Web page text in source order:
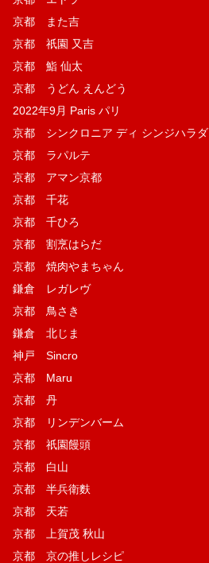
京都 また吉
京都 祇園 又吉
京都 鮨 仙太
京都 うどん えんどう
2022年9月 Paris パリ
京都 シンクロニア ディ シンジハラダ
京都 ラパルテ
京都 アマン京都
京都 千花
京都 千ひろ
京都 割烹はらだ
京都 焼肉やまちゃん
鎌倉 レガレヴ
京都 鳥さき
鎌倉 北じま
神戸 Sincro
京都 Maru
京都 丹
京都 リンデンバーム
京都 祇園饅頭
京都 白山
京都 半兵衛麩
京都 天若
京都 上賀茂 秋山
京都 京の推しレシピ